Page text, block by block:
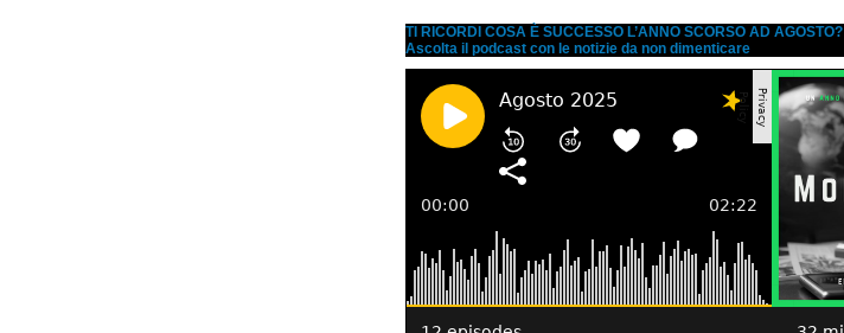
TI RICORDI COSA È SUCCESSO L’ANNO SCORSO AD AGOSTO?
Ascolta il podcast con le notizie da non dimenticare